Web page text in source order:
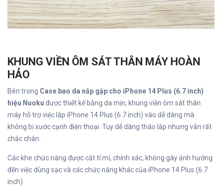
KHUNG VIỀN ÔM SÁT THÂN MÁY HOÀN
HẢO
Bên trong Case bao da nắp gập cho iPhone 14 Plus (6.7 inch)
hiệu Nuoku được thiết kế bằng da mịn, khung viền ôm sát thân
máy hỗ trợ việc lắp iPhone 14 Plus (6.7 inch) vào dễ dàng mà
không bị xước cạnh điện thoại. Tuy dễ dàng tháo lắp nhưng vẫn rất
chắc chắn.
Các khe chức năng được cắt tỉ mỉ, chính xác, không gây ảnh hưởng
đến việc dùng sạc và các chức năng khác của iPhone 14 Plus (6.7
inch)